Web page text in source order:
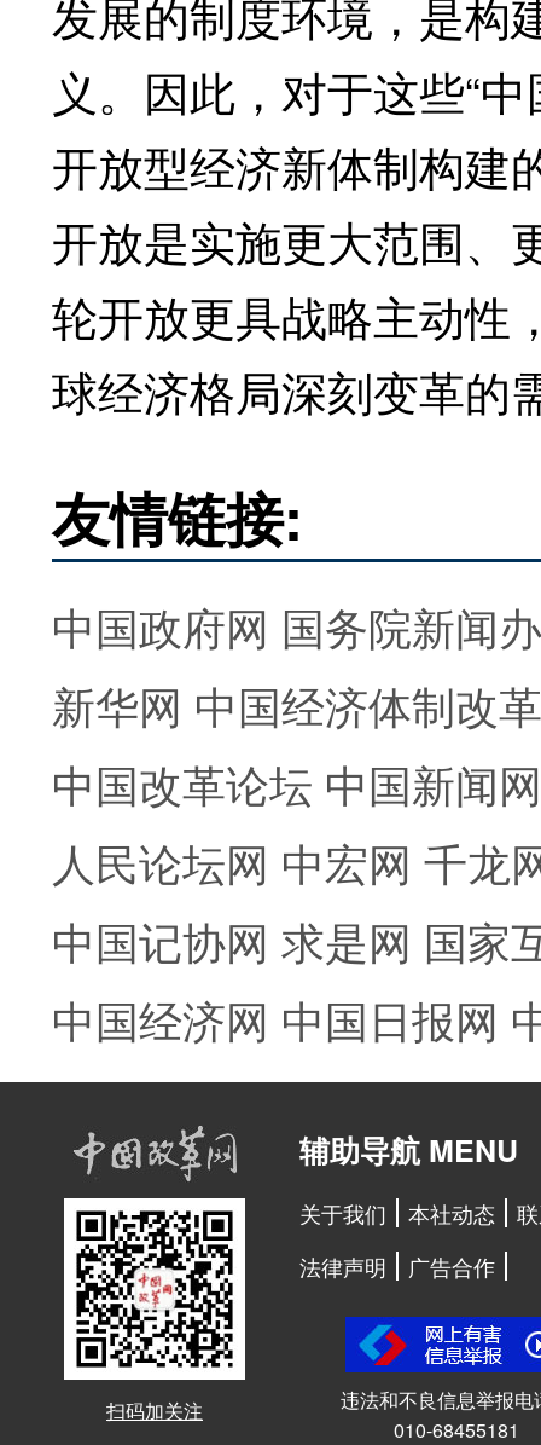
发展的制度环境，是构
义。因此，对于这些“
开放型经济新体制构建
开放是实施更大范围、
轮开放更具战略主动性
球经济格局深刻变革的
友情链接:
中国政府网 国务院新闻
新华网 中国经济体制改
中国改革论坛 中国新闻网
人民论坛网 中宏网 千龙
中国记协网 求是网 国家
中国经济网 中国日报网
扫码加关注
辅助导航 MENU
关于我们 本社动态
法律声明
广告合作
违法和不良信息举报电
010-68455181